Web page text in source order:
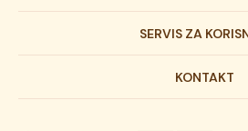
Dečije torte
Svadbene torte
SERVIS ZA
Prijava naKONTAKT